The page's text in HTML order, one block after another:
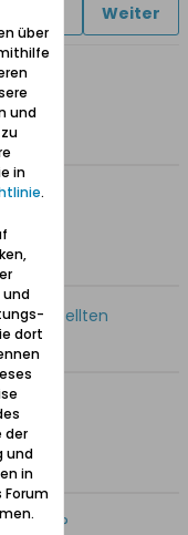
Weiter
eingestellten
helfen?
über
und
in
.
und
dort
der
und
in
Forum